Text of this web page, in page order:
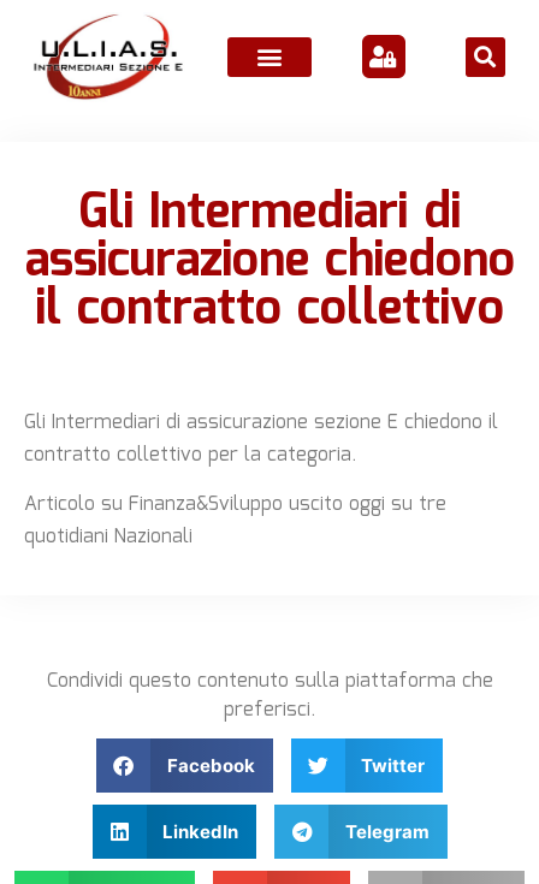
Gli Intermediari di
assicurazione chiedono
il contratto collettivo
Gli Intermediari di assicurazione sezione E chiedono il
contratto collettivo per la categoria.
Articolo su Finanza&Sviluppo uscito oggi su tre
quotidiani Nazionali
Condividi questo contenuto sulla piattaforma che
preferisci.
Facebook Twitter
LinkedIn Telegram